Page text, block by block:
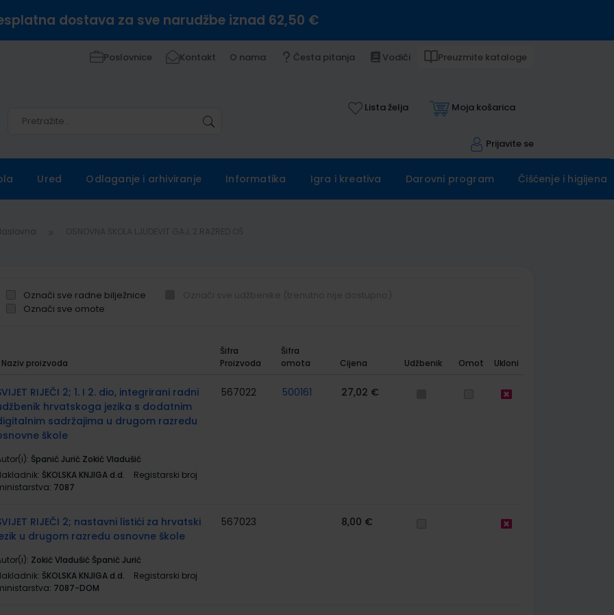
dostava za sve narudžbe iznad 62,50 €
Poslovnice Kontakt O nama Česta pitanja Vodiči Preuzmite kataloge
Lista želja Moja košarica
Prijavite se
Ured Odlaganje i arhiviranje Informatika Igra i kreativa Darovni program Čišćenje i higijena
Označi sve radne bilježnice
Označi sve omote
Naziv proizvoda
Šifra
Proizvoda
Šifra
omota
Cijena Udžbenik Omot Ukloni
RIJEČI 2; 1. I 2. dio, integrirani radni
hrvatskoga jezika s dodatnim
sadržajima u drugom razredu
škole
Španić Jurić Zokić Vladušić
ŠKOLSKA KNJIGA d.d.
Registarski broj
7087
567022 500161 27,02 €
RIJEČI 2; nastavni listići za hrvatski
u drugom razredu osnovne škole
Zokić Vladušić Španić Jurić
ŠKOLSKA KNJIGA d.d.
Registarski broj
7087-DOM
567023 8,00 €